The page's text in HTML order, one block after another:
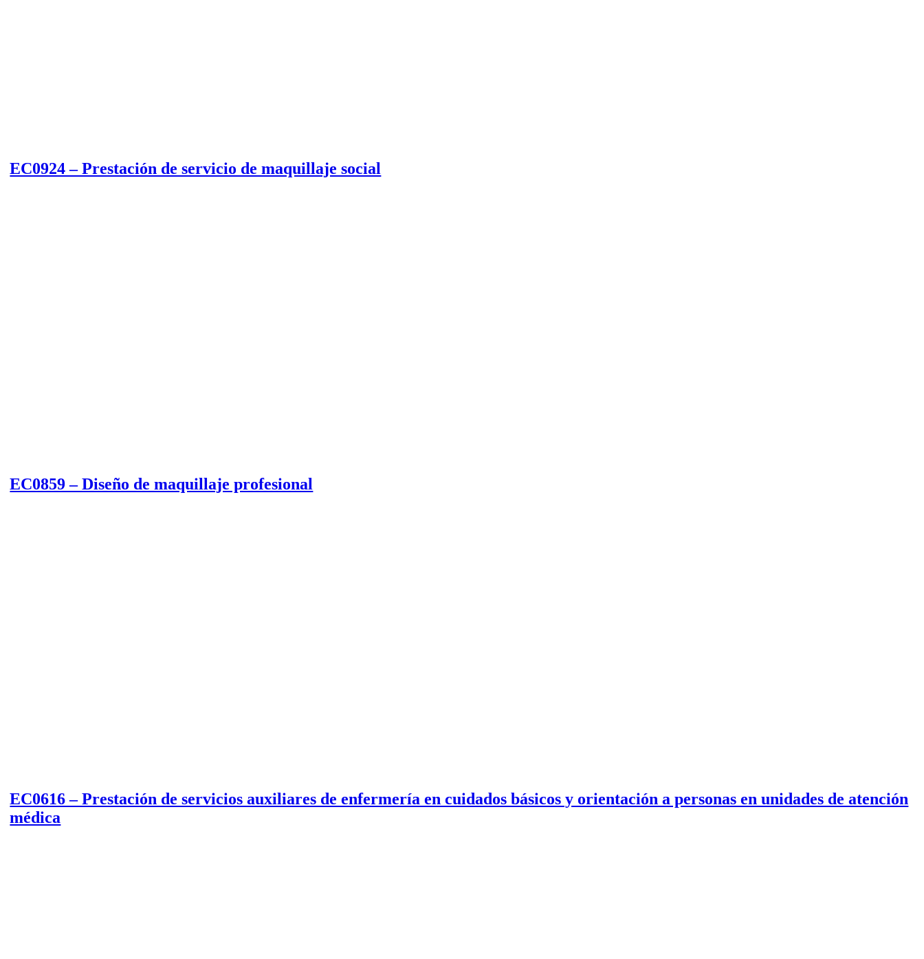
EC0924 – Prestación de servicio de maquillaje social
EC0859 – Diseño de maquillaje profesional
EC0616 – Prestación de servicios auxiliares de enfermería en cuidados básicos y orientación a personas en unidades de atención
médica